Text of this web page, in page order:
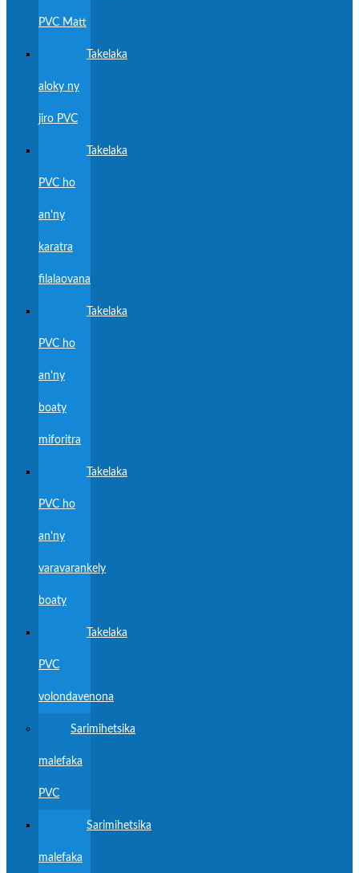
PVC Matt
Takelaka
aloky ny
jiro PVC
Takelaka
PVC ho
an'ny
karatra
filalaovana
Takelaka
PVC ho
an'ny
boaty
miforitra
Takelaka
PVC ho
an'ny
varavarankely
boaty
Takelaka
PVC
volondavenona
Sarimihetsika
malefaka
PVC
Sarimihetsika
malefaka